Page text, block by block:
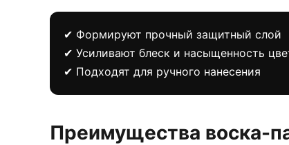
✔ Формируют прочный защитный слой
✔ Усиливают блеск и насыщенность
✔ Подходят для ручного нанесения
Преимущества воска-